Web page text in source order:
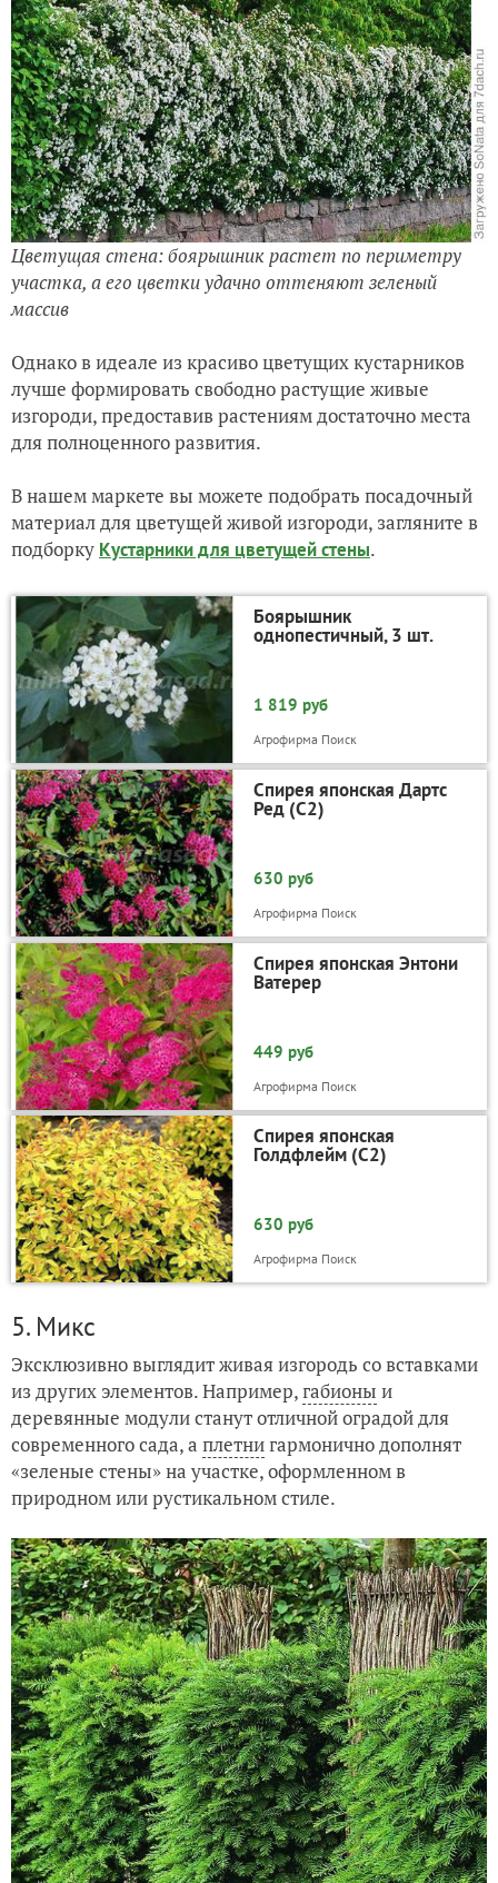
Цветущая стена: боярышник растет по периметру
участка, а его цветки удачно оттеняют зеленый
массив
Однако в идеале из красиво цветущих кустарников
лучше формировать свободно растущие живые
изгороди, предоставив растениям достаточно места
для полноценного развития.
В нашем маркете вы можете подобрать посадочный
материал для цветущей живой изгороди, загляните в
подборку Кустарники для цветущей стены.
Боярышник
однопестичный, 3 шт.
1 819 руб
Агрофирма Поиск
Спирея японская Дартс
Ред (С2)
630 руб
Агрофирма Поиск
Спирея японская Энтони
Ватерер
449 руб
Агрофирма Поиск
Спирея японская
Голдфлейм (С2)
630 руб
Агрофирма Поиск
5. Микс
Эксклюзивно выглядит живая изгородь со вставками
из других элементов. Например,габионы и
деревянные модули станут отличной оградой для
современного сада, а плетнигармонично дополнят
«зеленые стены» на участке, оформленном в
природном или рустикальном стиле.